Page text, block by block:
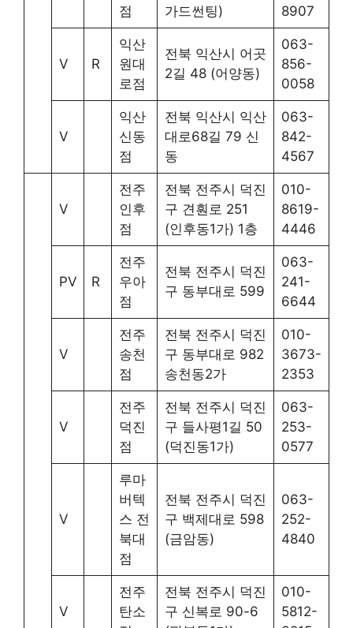
점
가드썬팅)
8907
V R
익산
원대
로점
전북 익산시 어곳
2길 48 (어양동)
063-
856-
0058
V
익산
신동
점
전북 익산시 익산
대로68길 79 신
동
063-
842-
4567
V
전주
인후
점
전북 전주시 덕진
구 견훤로 251
(인후동1가) 1층
010-
8619-
4446
PV R
전주
우아
점
전북 전주시 덕진
구 동부대로 599
063-
241-
6644
V
전주
송천
점
전북 전주시 덕진
구 동부대로 982
송천동2가
010-
3673-
2353
V
전주
덕진
점
전북 전주시 덕진
구 들사평1길 50
(덕진동1가)
063-
253-
0577
V
루마
버텍
스 전
북대
점
전북 전주시 덕진
구 백제대로 598
(금암동)
063-
252-
4840
V
전주
탄소
전북 전주시 덕진
구 신복로 90-6
010-
5812-